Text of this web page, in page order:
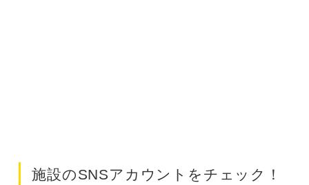
施設のSNSアカウントをチェック！